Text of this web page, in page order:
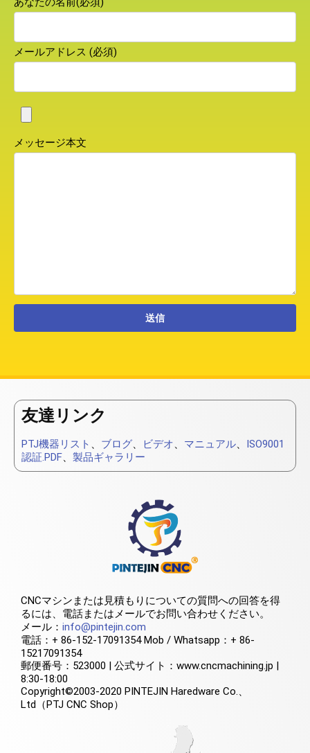
メールアドレス (必須)
メッセージ本文
友達リンク
PTJ機器リスト 、 ブログ、 ビデオ、 マニュアル、 ISO9001
認証.PDF、 製品ギャラリー
CNCマシンまたは見積もりについての質問への回答を得
るには、電話またはメールでお問い合わせください。
メール： info@pintejin.com
電話：+ 86-152-17091354 Mob / Whatsapp：+ 86-
15217091354
郵便番号：523000 | 公式サイト：www.cncmachining.jp |
8:30-18:00
Copyright©2003-2020 PINTEJIN Haredware Co.、
Ltd（PTJ CNC Shop）